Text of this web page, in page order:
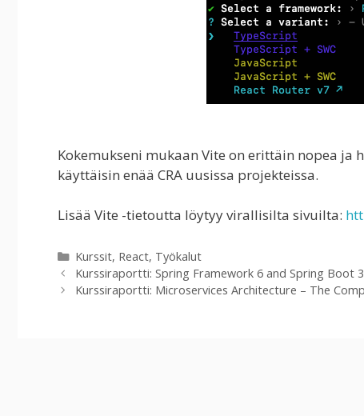
Kokemukseni mukaan Vite on erittäin nopea ja
käyttäisin enää CRA uusissa projekteissa.
Lisää Vite -tietoutta löytyy virallisilta sivuilta:
Kategoriat
Kurssit, React, Työkalut
Kurssiraportti: Spring Framework 6 and Spring Boot 3
Kurssiraportti: Microservices Architecture – The